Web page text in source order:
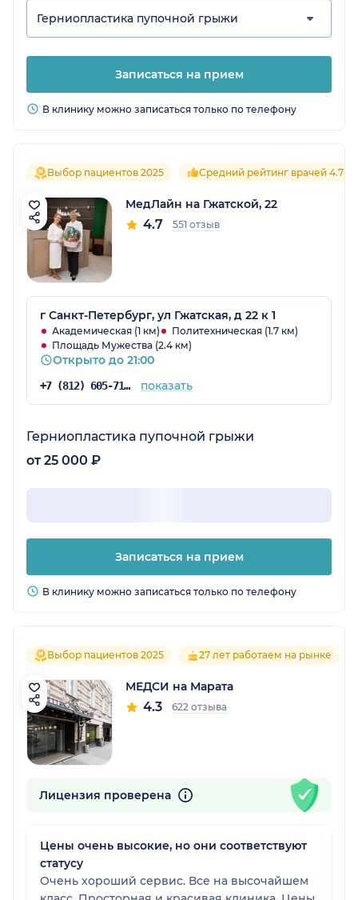
Герниопластика пупочной грыжи
Записаться на прием
В клинику можно записаться только по телефону
Выбор пациентов 2025 Средний рейтинг врачей 4.7
МедЛайн на Гжатской, 22
4.7 551 отзыв
г Санкт-Петербург, ул Гжатская, д 22 к 1
Академическая (1 км)
Политехническая (1.7 км)
Площадь Мужества (2.4 км)
Открыто до 21:00
+7 (812) 605-71-47 показать
Герниопластика пупочной грыжи
от 25 000 ₽
Записаться на прием
В клинику можно записаться только по телефону
Выбор пациентов 2025 27 лет работаем на рынке
МЕДСИ на Марата
4.3 622 отзыва
Лицензия проверена
Цены очень высокие, но они соответствуют
статусу
Очень хороший сервис. Все на высочайшем